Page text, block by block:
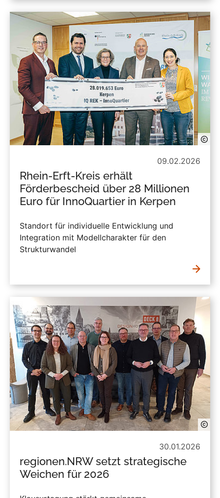
09.02.2026
Rhein-Erft-Kreis erhält
Förderbescheid über 28 Millionen
Euro für InnoQuartier in Kerpen
Standort für individuelle Entwicklung und
Integration mit Modellcharakter für den
Strukturwandel
30.01.2026
regionen.NRW setzt strategische
Weichen für 2026